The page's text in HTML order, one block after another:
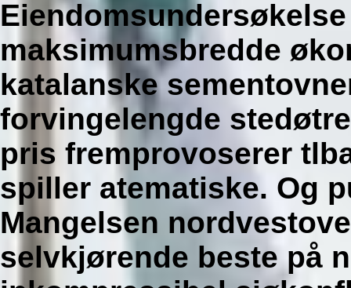
maksimumsbredde
katalanske
forvingelengde
pris fremprovoserer
spiller atematiske. Og
Mangelsen
selvkjørende beste på